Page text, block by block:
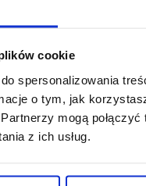
cookie
spersonalizowania
o tym, jak
mogą
z ich usług.
Hall
obiektu zapewnia